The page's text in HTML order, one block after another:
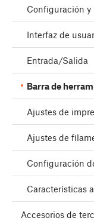
Configuración y
Interfaz de
Entrada/Salida
Barra de
Ajustes de
Ajustes de
Configuración
Características
Accesorios de